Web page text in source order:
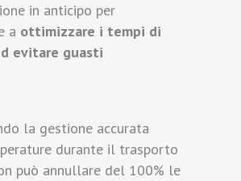
in anticipo per
a ottimizzare i tempi di
evitare guasti
la gestione accurata
durante il trasporto
può annullare del 100% le